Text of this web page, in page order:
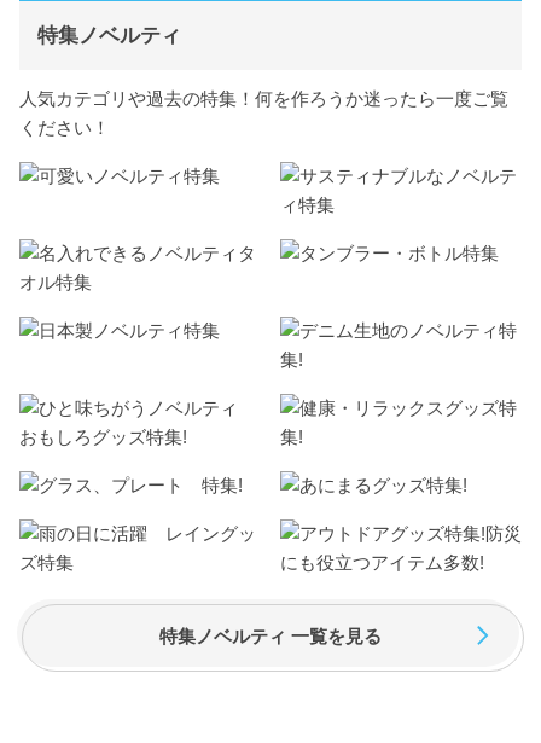
特集ノベルティ
人気カテゴリや過去の特集！何を作ろうか迷ったら一度ご覧
ください！
特集ノベルティ 一覧を見る